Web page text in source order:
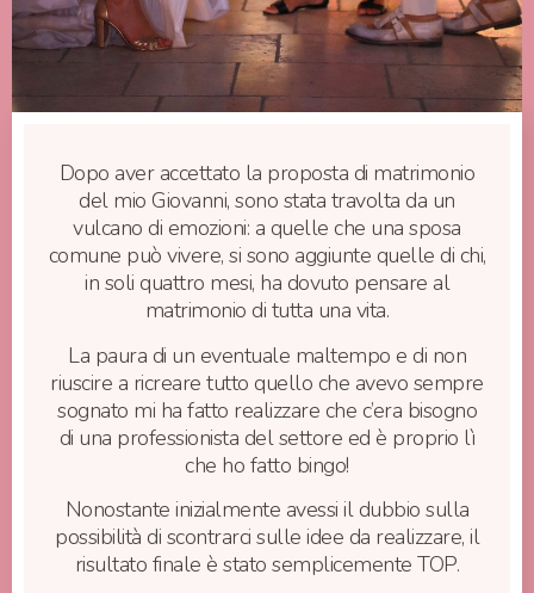
Dopo aver accettato la proposta di matrimonio
del mio Giovanni, sono stata travolta da un
vulcano di emozioni: a quelle che una sposa
comune può vivere, si sono aggiunte quelle di chi,
in soli quattro mesi, ha dovuto pensare al
matrimonio di tutta una vita.
La paura di un eventuale maltempo e di non
riuscire a ricreare tutto quello che avevo sempre
sognato mi ha fatto realizzare che c’era bisogno
di una professionista del settore ed è proprio lì
che ho fatto bingo!
Nonostante inizialmente avessi il dubbio sulla
possibilità di scontrarci sulle idee da realizzare, il
risultato finale è stato semplicemente TOP.